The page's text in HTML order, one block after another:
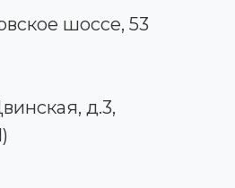
шоссе, 53
д.3,